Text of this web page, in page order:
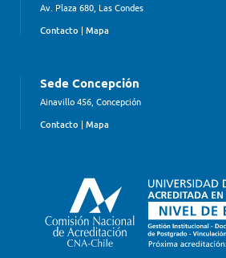
Av. Plaza 680, Las Condes
Contacto | Mapa
Sede Concepción
Ainavillo 456, Concepción
Contacto | Mapa